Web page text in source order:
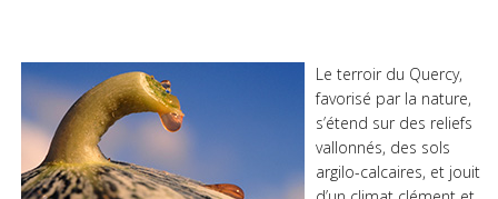
Le terroir du Quercy,
favorisé par la nature,
s’étend sur des reliefs
vallonnés, des sols
argilo-calcaires, et jouit